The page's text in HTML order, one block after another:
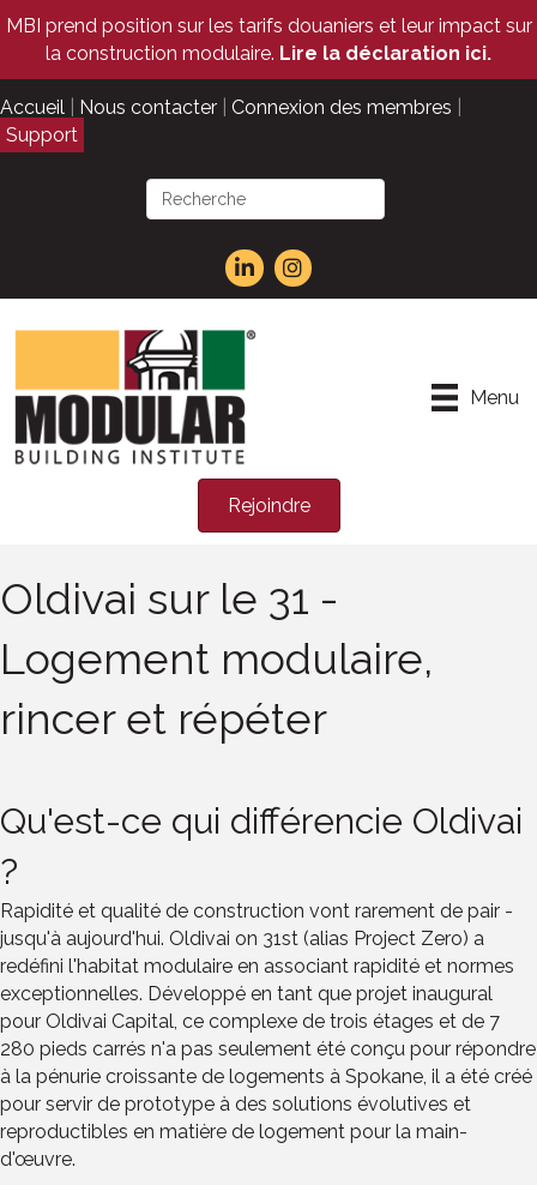
MBI prend position sur les tarifs douaniers et leur impact sur
la construction modulaire. Lire la déclaration ici.
Accueil Nous contacter Connexion des membres
Support
Menu
Rejoindre
Oldivai sur le 31 -
Logement modulaire,
rincer et répéter
Qu'est-ce qui différencie Oldivai
?
Rapidité et qualité de construction vont rarement de pair -
jusqu'à aujourd'hui. Oldivai on 31st (alias Project Zero) a
redéfini l'habitat modulaire en associant rapidité et normes
exceptionnelles. Développé en tant que projet inaugural
pour Oldivai Capital, ce complexe de trois étages et de 7
280 pieds carrés n'a pas seulement été conçu pour répondre
à la pénurie croissante de logements à Spokane, il a été créé
pour servir de prototype à des solutions évolutives et
reproductibles en matière de logement pour la main-
d'œuvre.